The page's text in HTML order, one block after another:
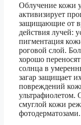
Облучение кожи
активизирует
защищающие от
действия лучей:
пигментация
роговой слой.
хорошо
солнца в
загар защищает
повреждений
ультрафиолетом.
смуглой кожи
фотодерматозами.